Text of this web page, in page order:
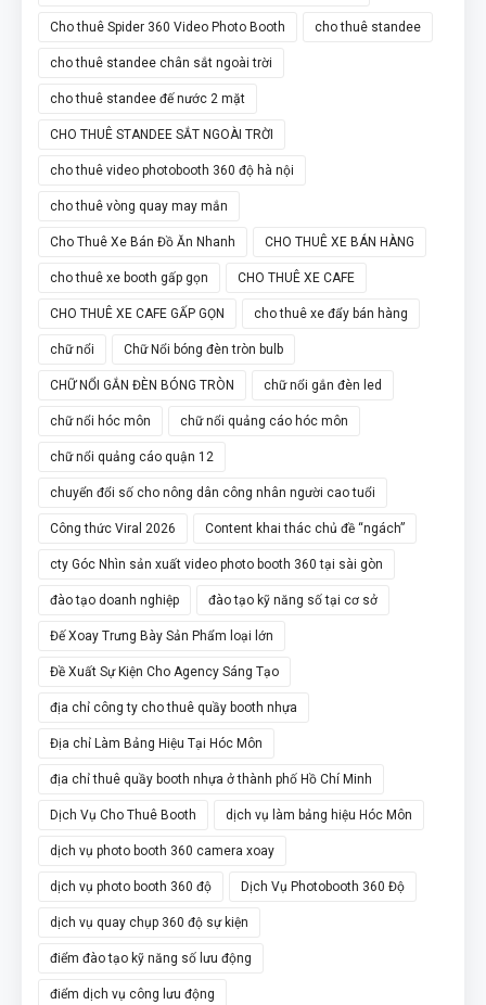
Cho thuê Spider 360 Video Photo Booth cho thuê standee
cho thuê standee chân sắt ngoài trời
cho thuê standee đế nước 2 mặt
CHO THUÊ STANDEE SẮT NGOÀI TRỜI
cho thuê video photobooth 360 độ hà nội
cho thuê vòng quay may mắn
Cho Thuê Xe Bán Đồ Ăn Nhanh CHO THUÊ XE BÁN HÀNG
cho thuê xe booth gấp gọn CHO THUÊ XE CAFE
CHO THUÊ XE CAFE GẤP GỌN cho thuê xe đẩy bán hàng
chữ nổi Chữ Nổi bóng đèn tròn bulb
CHỮ NỔI GẮN ĐÈN BÓNG TRÒN chữ nổi gắn đèn led
chữ nổi hóc môn chữ nổi quảng cáo hóc môn
chữ nổi quảng cáo quận 12
chuyển đổi số cho nông dân công nhân người cao tuổi
Công thức Viral 2026 Content khai thác chủ đề “ngách”
cty Góc Nhìn sản xuất video photo booth 360 tại sài gòn
đào tạo doanh nghiệp đào tạo kỹ năng số tại cơ sở
Đế Xoay Trưng Bày Sản Phẩm loại lớn
Đề Xuất Sự Kiện Cho Agency Sáng Tạo
địa chỉ công ty cho thuê quầy booth nhựa
Địa chỉ Làm Bảng Hiệu Tại Hóc Môn
địa chỉ thuê quầy booth nhựa ở thành phố Hồ Chí Minh
Dịch Vụ Cho Thuê Booth dịch vụ làm bảng hiệu Hóc Môn
dịch vụ photo booth 360 camera xoay
dịch vụ photo booth 360 độ Dịch Vụ Photobooth 360 Độ
dịch vụ quay chụp 360 độ sự kiện
điểm đào tạo kỹ năng số lưu động
điểm dịch vụ công lưu động